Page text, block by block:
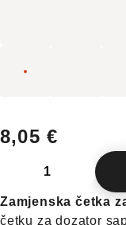
8,05 €
Zamjenska četka
četku za dozator